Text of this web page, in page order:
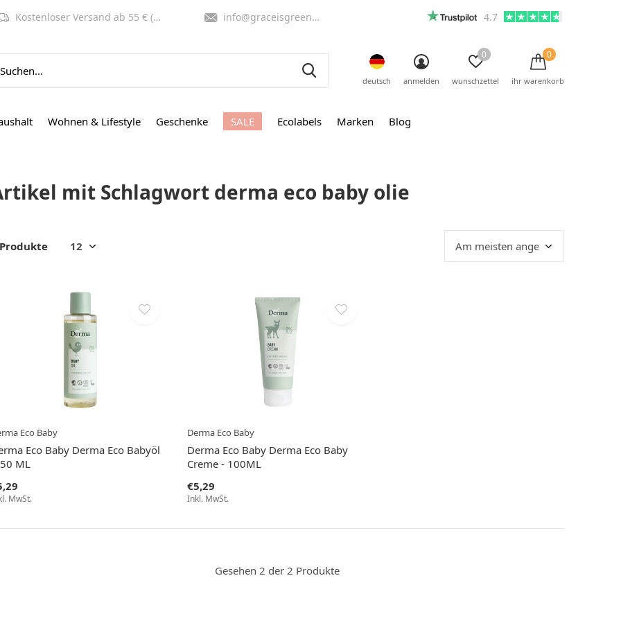
Wohnen & Lifestyle Geschenke SALE Ecolabels Marken Blog
deutsch anmelden wunschzettel
0
ihr warenkorb
0
Kostenloser Versand ab 55 € (NL, BE) info@graceisgreen.com 4.7
mit Schlagwort derma eco baby olie
Eco Baby
Eco Baby Derma Eco Babyöl
ML
MwSt.
Derma Eco Baby
Derma Eco Baby Derma Eco Baby
Creme - 100ML
€5,29
Inkl. MwSt.
Gesehen 2 der 2 Produkte